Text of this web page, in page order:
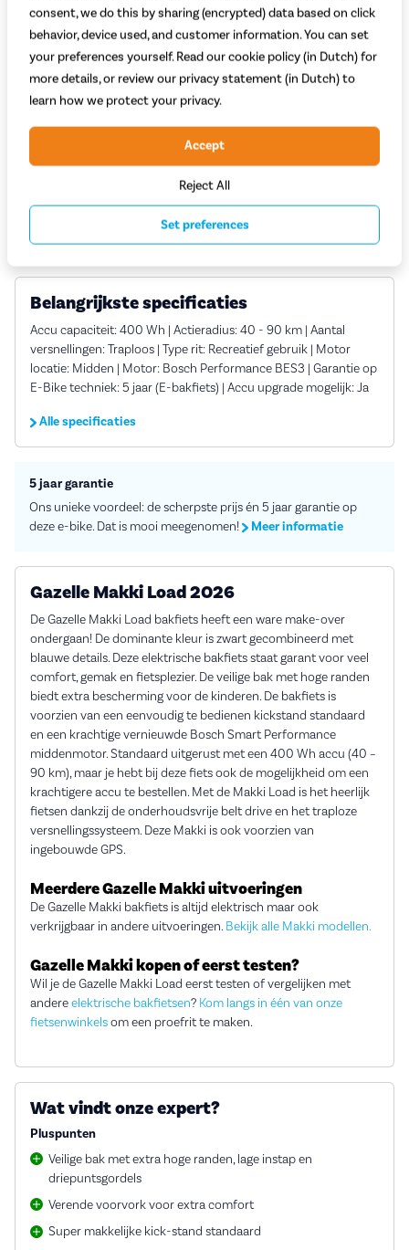
Begin met bestellen
Proefrit in de winkel
Deskundigadvies
Belangrijkste specificaties
Accu capaciteit: 400 Wh | Actieradius: 40 - 90 km | Aantal
versnellingen: Traploos | Type rit: Recreatief gebruik | Motor
locatie: Midden | Motor: Bosch Performance BES3 | Garantie op
E-Bike techniek: 5 jaar (E-bakfiets) | Accu upgrade mogelijk: Ja
Alle specificaties
5 jaar garantie
Ons unieke voordeel: de scherpste prijs én 5 jaar garantie op
deze e-bike. Dat is mooi meegenomen!
Meer informatie
Gazelle Makki Load 2026
De Gazelle Makki Load bakfiets heeft een ware make-over
ondergaan! De dominante kleur is zwart gecombineerd met
blauwe details. Deze elektrische bakfiets staat garant voor veel
comfort, gemak en fietsplezier. De veilige bak met hoge randen
biedt extra bescherming voor de kinderen. De bakfiets is
voorzien van een eenvoudig te bedienen kickstand standaard
en een krachtige vernieuwde Bosch Smart Performance
middenmotor. Standaard uitgerust met een 400 Wh accu (40 –
90 km), maar je hebt bij deze fiets ook de mogelijkheid om een
krachtigere accu te bestellen. Met de Makki Load is het heerlijk
fietsen dankzij de onderhoudsvrije belt drive en het traploze
versnellingssysteem. Deze Makki is ook voorzien van
ingebouwde GPS.
Meerdere Gazelle Makki uitvoeringen
De Gazelle Makki bakfiets is altijd elektrisch maar ook
verkrijgbaar in andere uitvoeringen. Bekijk alle Makki modellen.
Gazelle Makki kopen of eerst testen?
Wil je de Gazelle Makki Load eerst testen of vergelijken met
andereelektrische bakfietsen? Kom langs in één van onze
fietsenwinkelsom een proefrit te maken.
Wat vindt onze expert?
Pluspunten
Veilige bak met extra hoge randen, lage instap en
driepuntsgordels
Verende voorvork voor extra comfort
Super makkelijke kick-stand standaard
consent, we do this by sharing (encrypted) data based on click
behavior, device used, and customer information. You can set
your preferences yourself. Read our cookie policy (in Dutch) for
more details, or review our privacy statement (in Dutch) to
learn how we protect your privacy.
Reject All
Accept
Set preferences